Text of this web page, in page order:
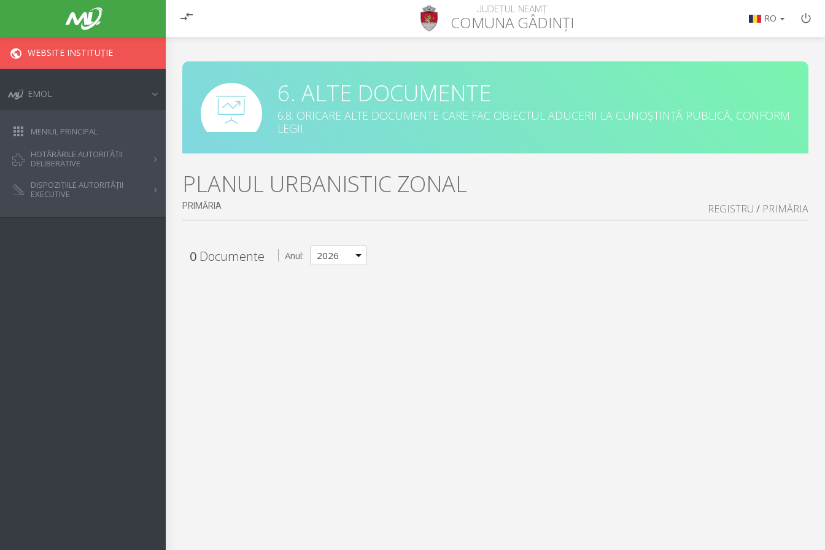
JUDEȚUL NEAMȚ
COMUNAGÂDINȚI RO
WEBSITE INSTITUȚIE
EMOL
MENIUL PRINCIPAL
HOTĂRÂRILE AUTORITĂȚII
DELIBERATIVE
DISPOZIȚIILE AUTORITĂȚII
EXECUTIVE
6. ALTE DOCUMENTE
6.8. ORICARE ALTE DOCUMENTE CARE FAC OBIECTUL ADUCERII LA CUNOȘTINȚĂ PUBLICĂ, CONFORM
LEGII
PLANUL URBANISTIC ZONAL
PRIMĂRIA REGISTRU / PRIMĂRIA
0 Documente Anul: